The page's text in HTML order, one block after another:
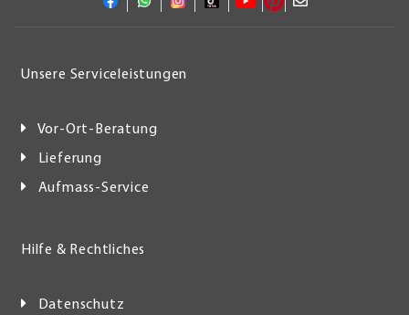
Unsere Serviceleistungen
Vor-Ort-Beratung
Lieferung
Aufmass-Service
Hilfe & Rechtliches
Datenschutz